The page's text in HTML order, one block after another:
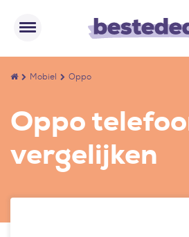
Mobiel Oppo
Oppo
vergelijken